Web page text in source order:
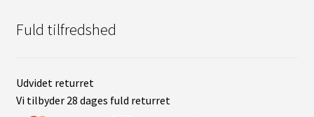
Fuld tilfredshed
Udvidet returret
Vi tilbyder 28 dages fuld returret